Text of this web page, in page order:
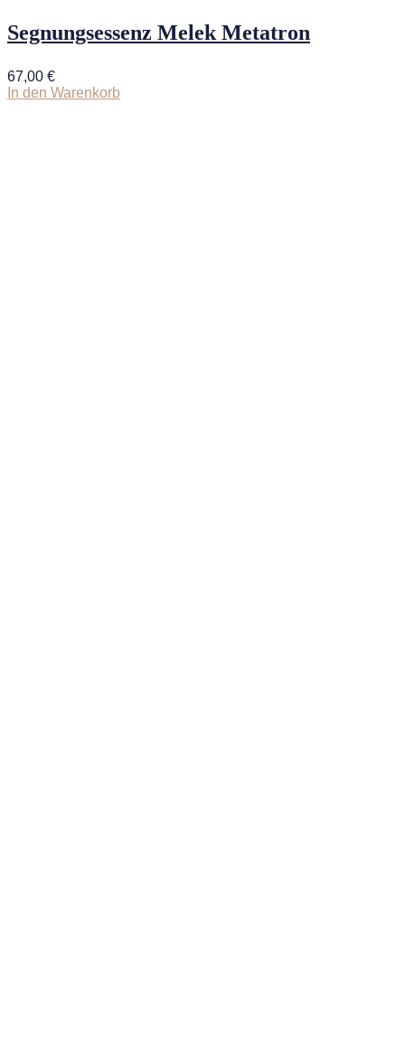
Segnungsessenz Melek Metatron
67,00 €
In den Warenkorb